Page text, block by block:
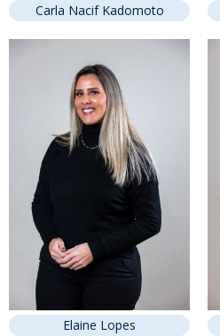
Carla Nacif Kadomoto
Elaine Lopes